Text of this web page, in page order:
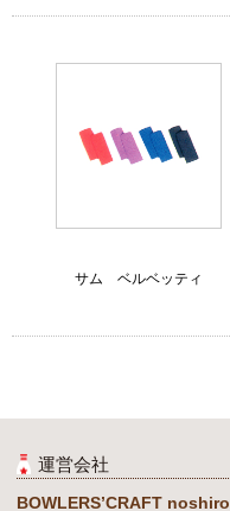
サム ベルベッティ
運営会社
BOWLERS’CRAFT noshiro